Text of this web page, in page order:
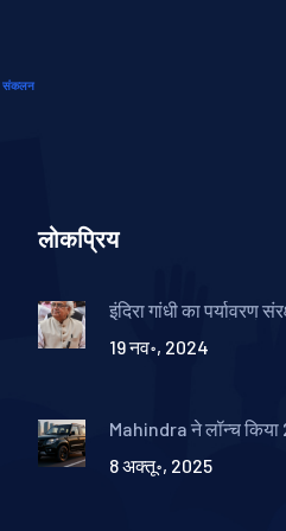
लोकप्रिय
इंदिरा गांधी का पर्यावरण
महत्त्वपूर्ण योगदान
19 नव॰, 2024
Mahindra ने लॉन्च किया
की कीमत ₹8.49 लाख से
8 अक्तू॰, 2025